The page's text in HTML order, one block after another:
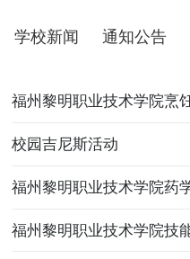
学校新闻 通知公告
校园吉尼斯活动